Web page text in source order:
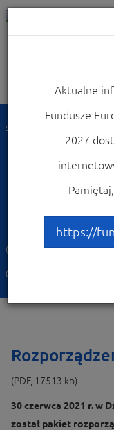
Strona główna
Fundusze Europejskie
Interreg
(PDF, 17513 kb)
09.03.2023 11:43
(PDF, 17513 kb)
30 czerwca 2021 r. w
został pakiet
Aktualne
Fundusze
2027
https://